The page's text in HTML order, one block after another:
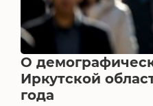
О
Иркутской
года